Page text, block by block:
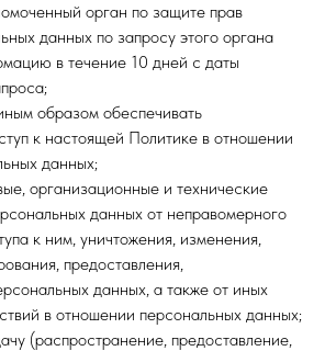
орган по защите прав
данных по запросу этого органа
в течение 10 дней с даты
образом обеспечивать
к настоящей Политике в отношении
данных;
организационные и технические
данных от неправомерного
к ним, уничтожения, изменения,
предоставления,
данных, а также от иных
в отношении персональных данных;
(распространение, предоставление,